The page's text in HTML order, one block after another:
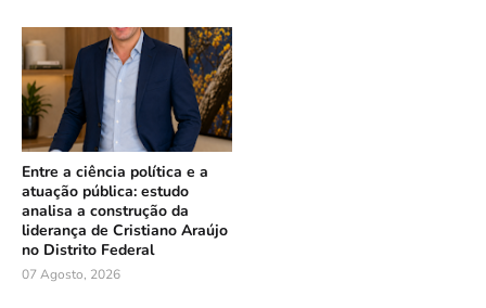
Entre a ciência política e a
atuação pública: estudo
analisa a construção da
liderança de Cristiano Araújo
no Distrito Federal
07 Agosto, 2026